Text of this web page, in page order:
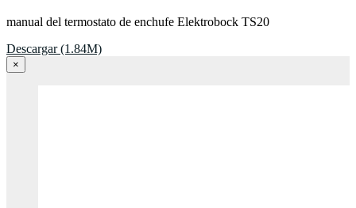
manual del termostato de enchufe Elektrobock TS20
Descargar (1.84M)
×